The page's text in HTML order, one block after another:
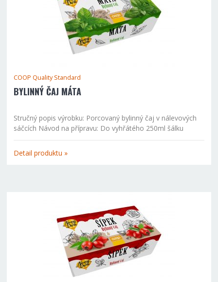
COOP Quality Standard
BYLINNÝ ČAJ MÁTA
Stručný popis výrobku: Porcovaný bylinný čaj v nálevových
sáčcích Návod na přípravu: Do vyhřátého 250ml šálku
vložíme jeden sáček čaje a zalijeme právě vroucí vodou.
Ponecháme cca 12 minut vyluhovat. Během přípravy...
Detail produktu »